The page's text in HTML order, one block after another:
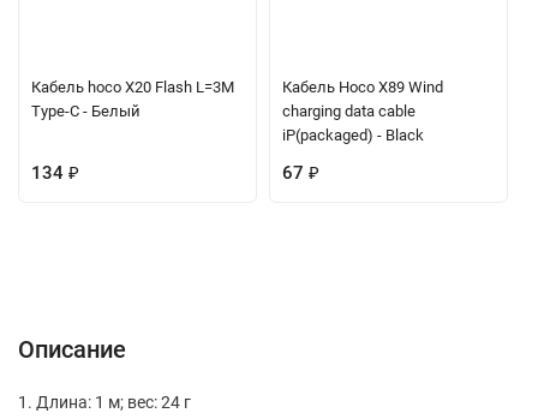
Кабель hoco X20 Flash L=3M
Type-C - Белый
134 ₽
Кабель Hoco X89 Wind
charging data cable
iP(packaged) - Black
67 ₽
Описание
1. Длина: 1 м; вес: 24 г